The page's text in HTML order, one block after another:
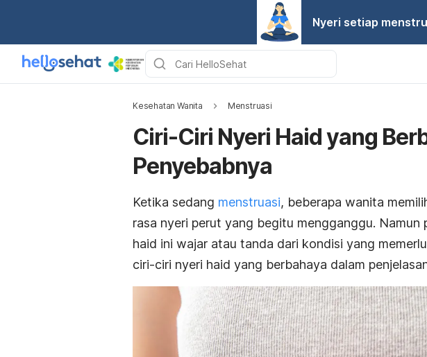
Nyeri setiap
Kesehatan Wanita Menstruasi
Ciri-Ciri Nyeri Haid yang
Penyebabnya
Ketika sedang menstruasi, beberapa wanita
rasa nyeri perut yang begitu mengganggu. Namun
haid ini wajar atau tanda dari kondisi yang
ciri-ciri nyeri haid yang berbahaya dalam